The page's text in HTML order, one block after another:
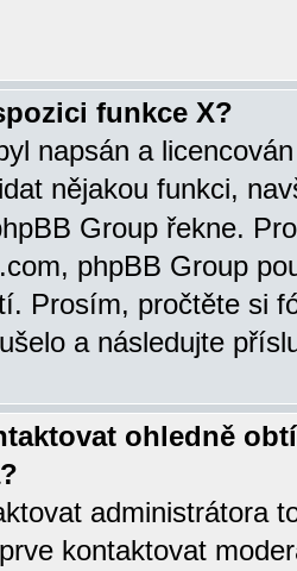
funkce X?
napsán a
nějakou funkci,
Group řekne.
phpBB Group
Prosím, pročtěte si
a následujte
ohledně
administrátora
kontaktovat